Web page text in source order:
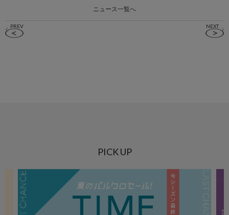
ニュース一覧へ
PICK UP